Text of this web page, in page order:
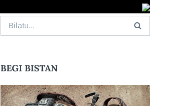
Search
BEGI BISTAN